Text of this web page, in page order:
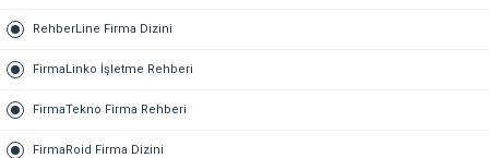
RehberLine Firma Dizini
FirmaLinko İşletme Rehberi
FirmaTekno Firma Rehberi
FirmaRoid Firma Dizini